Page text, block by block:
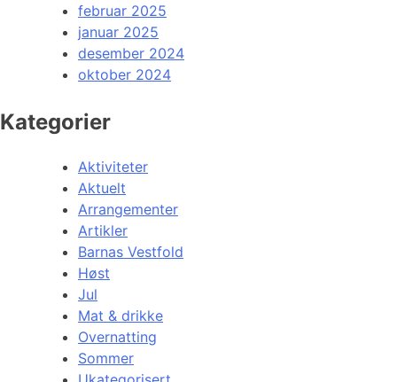
februar 2025
januar 2025
desember 2024
oktober 2024
Kategorier
Aktiviteter
Aktuelt
Arrangementer
Artikler
Barnas Vestfold
Høst
Jul
Mat & drikke
Overnatting
Sommer